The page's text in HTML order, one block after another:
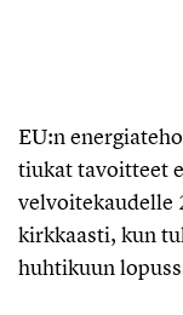
EU:n
tiukat tavoitteet
velvoitekaudelle
kirkkaasti, kun
huhtikuun